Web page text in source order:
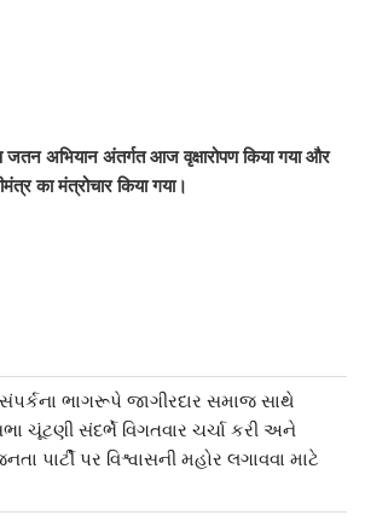
अभियान अंतर्गत आज वृक्षारोपण किया गया और
का मंत्रोचार किया गया।
ભાગરૂપે જાગીરદાર સમાજ સાથે
ચૂંટણી સંદર્ભે વિગતવાર ચર્ચા કરી અને
પાર્ટી પર વિશ્વાસની મહોર લગાવવા માટે